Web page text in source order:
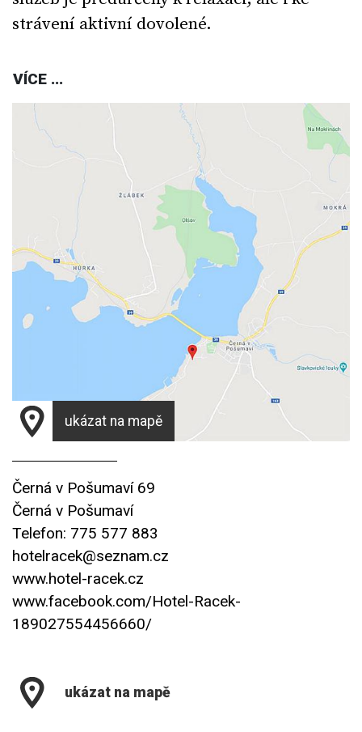
strávení aktivní dovolené.
VÍCE ...
ukázat na mapě
Černá v Pošumaví 69
Černá v Pošumaví
Telefon: 775 577 883
hotelracek@seznam.cz
www.hotel-racek.cz
www.facebook.com/Hotel-Racek-
189027554456660/
ukázat na mapě